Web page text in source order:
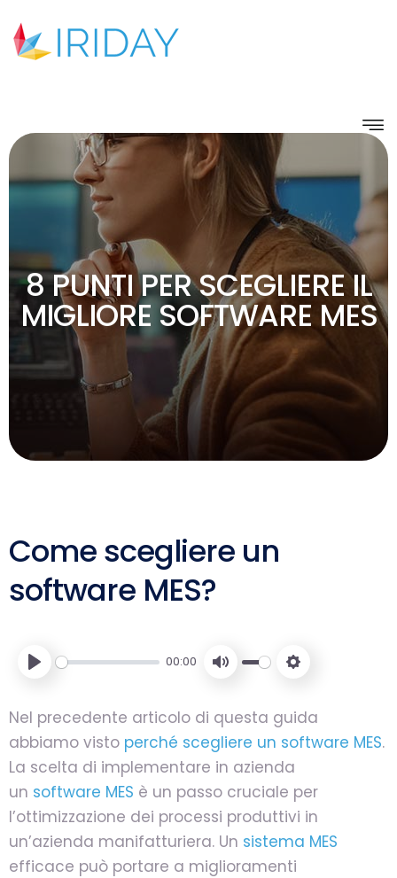
8 PUNTI PER SCEGLIERE IL
MIGLIORE SOFTWARE MES
Come scegliere un
software MES?
00:00
Nel precedente articolo di questa guida
abbiamo visto perché scegliere un software MES.
La scelta di implementare in azienda
un software MES è un passo cruciale per
l’ottimizzazione dei processi produttivi in
un’azienda manifatturiera. Un sistema MES
efficace può portare a miglioramenti